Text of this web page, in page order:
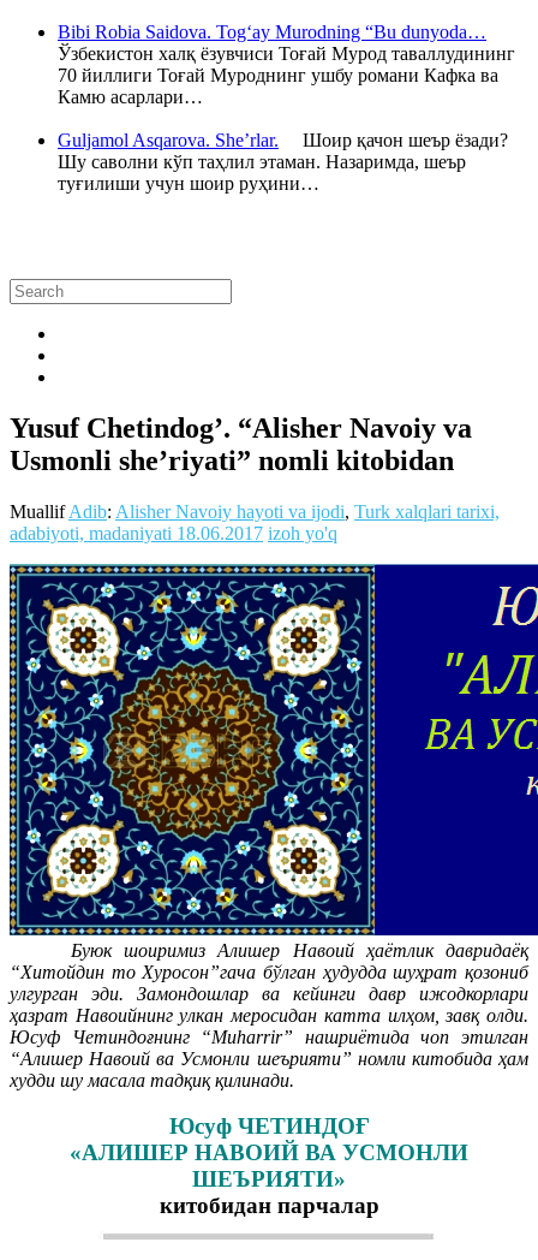
Bibi Robia Saidova. Tog‘ay Murodning “Bu dunyoda…
Ўзбекистон халқ ёзувчиси Тоғай Мурод таваллудининг
70 йиллиги Тоғай Муроднинг ушбу романи Кафка ва
Камю асарлари…
Guljamol Asqarova. She’rlar. Шоир қачон шеър ёзади?
Шу саволни кўп таҳлил этаман. Назаримда, шеър
туғилиши учун шоир руҳини…
Yusuf Chetindog’. “Alisher Navoiy va
Usmonli she’riyati” nomli kitobidan
MuallifAdib: Alisher Navoiy hayoti va ijodi, Turk xalqlari tarixi,
adabiyoti, madaniyati 18.06.2017 izoh yo'q
Буюк шоиримиз Алишер Навоий ҳаётлик давридаёқ
“Хитойдин то Хуросон”гача бўлган ҳудудда шуҳрат қозониб
улгурган эди. Замондошлар ва кейинги давр ижодкорлари
ҳазрат Навоийнинг улкан меросидан катта илҳом, завқ олди.
Юсуф Четиндоғнинг “Muharrir” нашриётида чоп этилган
“Алишер Навоий ва Усмонли шеърияти” номли китобида ҳам
худди шу масала тадқиқ қилинади.
Юсуф ЧЕТИНДОҒ
«АЛИШЕР НАВОИЙ ВА УСМОНЛИ
ШЕЪРИЯТИ»
китобидан парчалар